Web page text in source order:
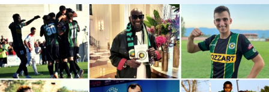
dilettanti.
Final
four
weekend
a